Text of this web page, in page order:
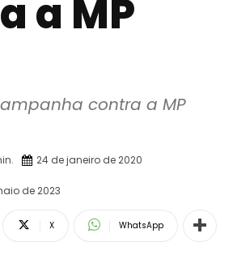
a MP
contra a MP
24 de janeiro de 2020
de 2023
X WhatsApp